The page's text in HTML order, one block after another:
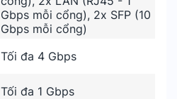
Gbps mỗi cổng), 2x SFP (10
Gbps mỗi cổng)
Tối đa 4 Gbps
Tối đa 1 Gbps